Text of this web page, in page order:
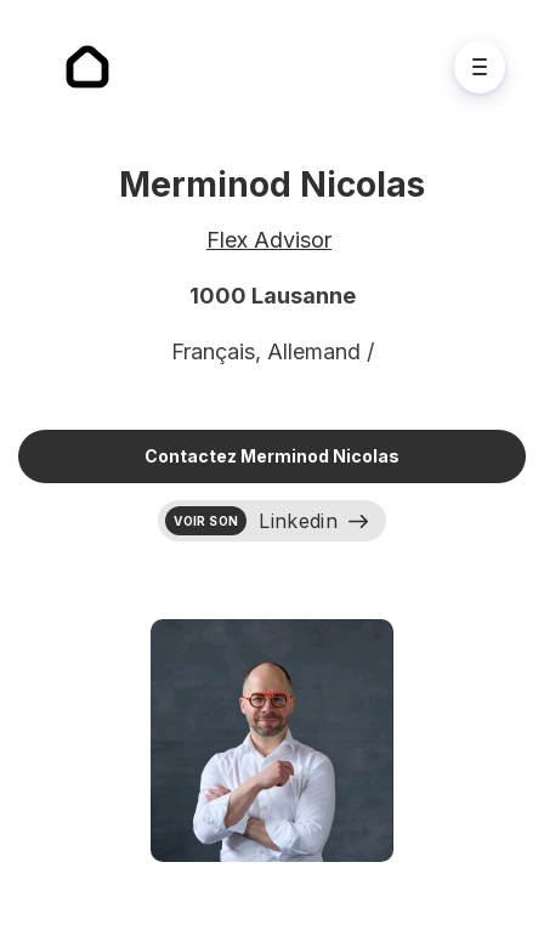
Merminod Nicolas
Flex Advisor
1000 Lausanne
Français, Allemand /
Contactez Merminod Nicolas
VOIR SON Linkedin